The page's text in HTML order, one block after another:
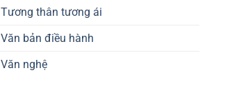
Tương thân tương ái
Văn bản điều hành
Văn nghệ